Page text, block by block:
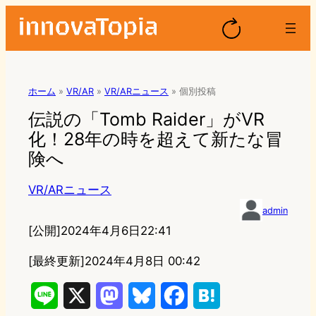
ホーム » VR/AR » VR/ARニュース » 個別投稿
伝説の「Tomb Raider」がVR
化！28年の時を超えて新たな冒
険へ
VR/ARニュース
admin
[公開]2024年4月6日22:41
[最終更新]2024年4月8日 00:42